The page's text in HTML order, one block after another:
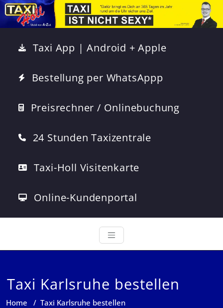
Taxi App | Android + Apple
Bestellung per WhatsAppp
Preisrechner / Onlinebuchung
24 Stunden Taxizentrale
Taxi-Holl Visitenkarte
Online-Kundenportal
Taxi Karlsruhe bestellen
Home / Taxi Karlsruhe bestellen